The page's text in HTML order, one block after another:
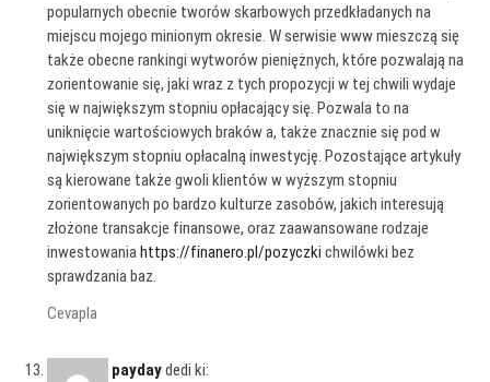
popularnych obecnie tworów skarbowych przedkładanych na
miejscu mojego minionym okresie. W serwisie www mieszczą się
także obecne rankingi wytworów pieniężnych, które pozwalają na
zorientowanie się, jaki wraz z tych propozycji w tej chwili wydaje
się w największym stopniu opłacający się. Pozwala to na
uniknięcie wartościowych braków a, także znacznie się pod w
największym stopniu opłacalną inwestycję. Pozostające artykuły
są kierowane także gwoli klientów w wyższym stopniu
zorientowanych po bardzo kulturze zasobów, jakich interesują
złożone transakcje finansowe, oraz zaawansowane rodzaje
inwestowaniahttps://finanero.pl/pozyczki chwilówki bez
sprawdzania baz.
Cevapla
paydaydedi ki: